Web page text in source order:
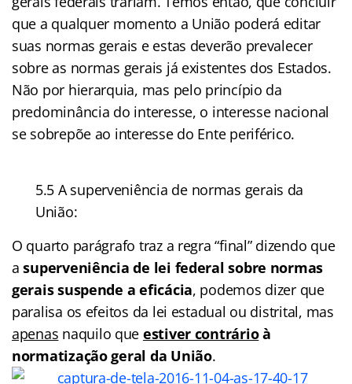
que a qualquer momento a União poderá editar
suas normas gerais e estas deverão prevalecer
sobre as normas gerais já existentes dos Estados.
Não por hierarquia, mas pelo princípio da
predominância do interesse, o interesse nacional
se sobrepõe ao interesse do Ente periférico.
5.5 A superveniência de normas gerais da
União:
O quarto parágrafo traz a regra “final” dizendo que
asuperveniência de lei federal sobre normas
gerais suspende a eficácia, podemos dizer que
paralisa os efeitos da lei estadual ou distrital, mas
apenas naquilo que estiver contrárioà
normatização geral da União.